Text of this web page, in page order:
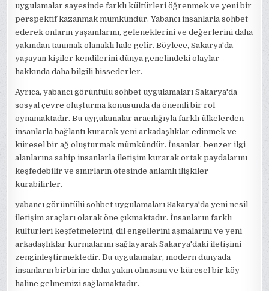
uygulamalar sayesinde farklı kültürleri öğrenmek ve yeni bir
perspektif kazanmak mümkündür. Yabancı insanlarla sohbet
ederek onların yaşamlarını, geleneklerini ve değerlerini daha
yakından tanımak olanaklı hale gelir. Böylece, Sakarya'da
yaşayan kişiler kendilerini dünya genelindeki olaylar
hakkında daha bilgili hissederler.
Ayrıca, yabancı görüntülü sohbet uygulamaları Sakarya'da
sosyal çevre oluşturma konusunda da önemli bir rol
oynamaktadır. Bu uygulamalar aracılığıyla farklı ülkelerden
insanlarla bağlantı kurarak yeni arkadaşlıklar edinmek ve
küresel bir ağ oluşturmak mümkündür. İnsanlar, benzer ilgi
alanlarına sahip insanlarla iletişim kurarak ortak paydalarını
keşfedebilir ve sınırların ötesinde anlamlı ilişkiler
kurabilirler.
yabancı görüntülü sohbet uygulamaları Sakarya'da yeni nesil
iletişim araçları olarak öne çıkmaktadır. İnsanların farklı
kültürleri keşfetmelerini, dil engellerini aşmalarını ve yeni
arkadaşlıklar kurmalarını sağlayarak Sakarya'daki iletişimi
zenginleştirmektedir. Bu uygulamalar, modern dünyada
insanların birbirine daha yakın olmasını ve küresel bir köy
haline gelmemizi sağlamaktadır.